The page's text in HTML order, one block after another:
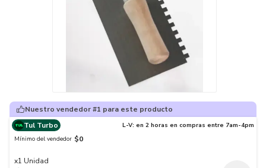
Nuestro vendedor #1 para este producto
Tul Turbo
L-V: en 2 horas en compras entre 7am-4pm
Mínimo del vendedor $0
x1 Unidad